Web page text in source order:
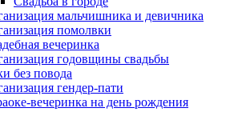
мальчишника и девичника
помолвки
вечеринка
годовщины свадьбы
без повода
гендер-пати
вечеринка на день рождения